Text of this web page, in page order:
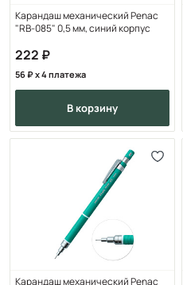
Карандаш механический Penac
"RB-085" 0,5 мм, синий корпус
222
56 x 4 платежа
в корзину
Карандаш механический Penac